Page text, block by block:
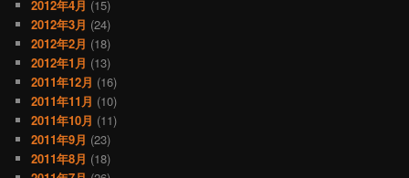
2012年4月 (15)
2012年3月 (24)
2012年2月 (18)
2012年1月 (13)
2011年12月 (16)
2011年11月 (10)
2011年10月 (11)
2011年9月 (23)
2011年8月 (18)